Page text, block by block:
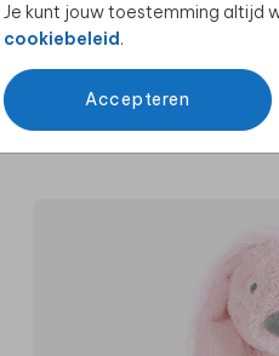
Je kunt jouw toestemming altijd
cookiebeleid.
Accepteren